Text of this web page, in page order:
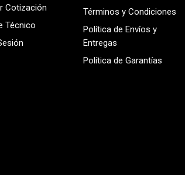
Cotización
Técnico
Términos y Condiciones
Política de Envíos y
Entregas
Política de Garantías